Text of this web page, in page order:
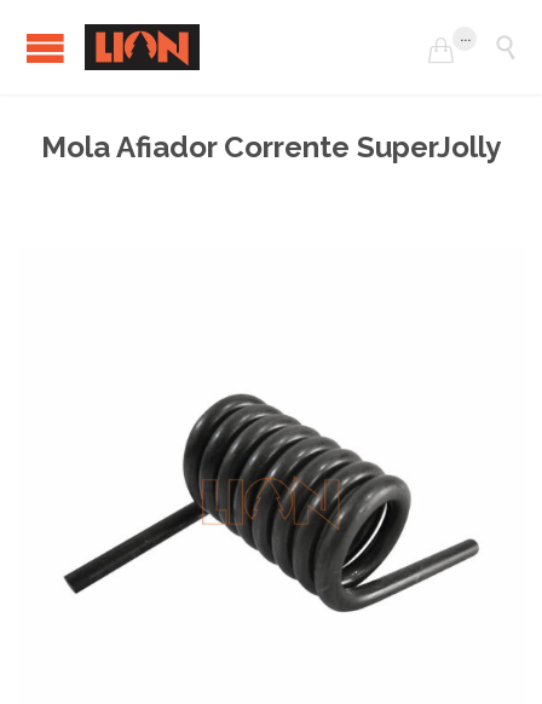

... 
Mola Afiador Corrente SuperJolly